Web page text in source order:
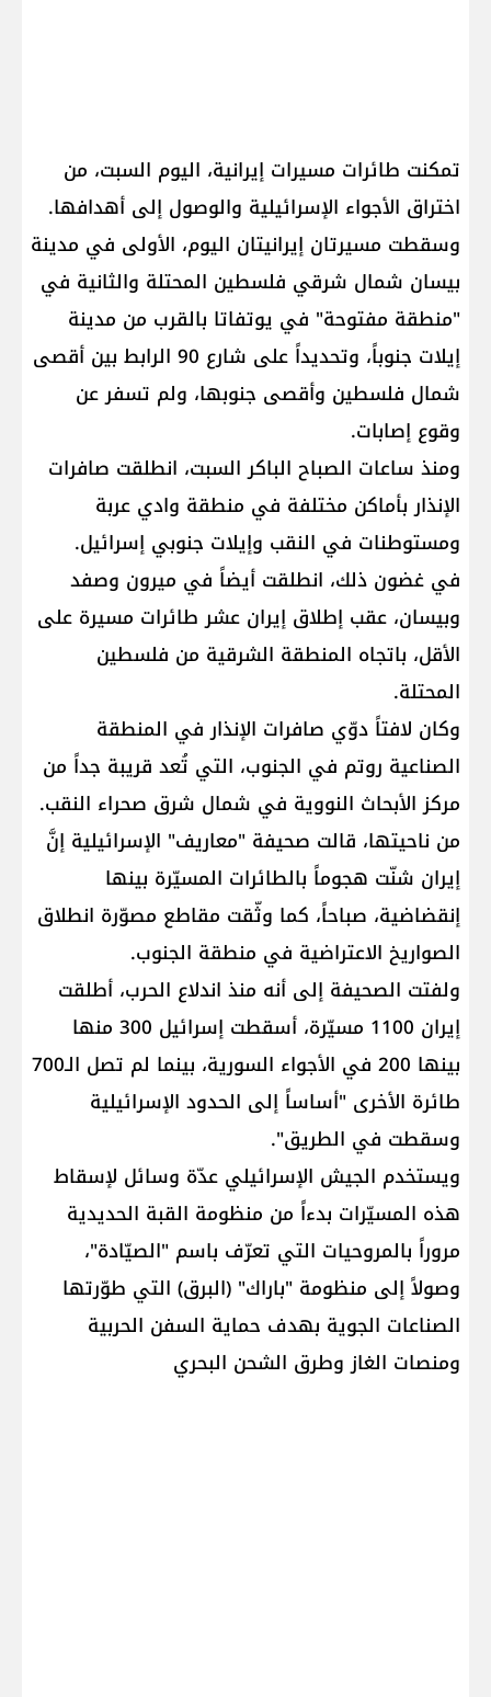
تمكنت طائرات مسيرات إيرانية، اليوم السبت، من
اختراق الأجواء الإسرائيلية والوصول إلى أهدافها.
وسقطت مسيرتان إيرانيتان اليوم، الأولى في مدينة
بيسان شمال شرقي فلسطين المحتلة والثانية في
"منطقة مفتوحة" في يوتفاتا بالقرب من مدينة
إيلات جنوباً، وتحديداً على شارع 90 الرابط بين أقصى
شمال فلسطين وأقصى جنوبها، ولم تسفر عن
وقوع إصابات.
ومنذ ساعات الصباح الباكر السبت، انطلقت صافرات
الإنذار بأماكن مختلفة في منطقة وادي عربة
ومستوطنات في النقب وإيلات جنوبي إسرائيل.
في غضون ذلك، انطلقت أيضاً في ميرون وصفد
وبيسان، عقب إطلاق إيران عشر طائرات مسيرة على
الأقل، باتجاه المنطقة الشرقية من فلسطين
المحتلة.
وكان لافتاً دوّي صافرات الإنذار في المنطقة
الصناعية روتم في الجنوب، التي تُعد قريبة جداً من
مركز الأبحاث النووية في شمال شرق صحراء النقب.
من ناحيتها، قالت صحيفة "معاريف" الإسرائيلية إنَّ
إيران شنّت هجوماً بالطائرات المسيّرة بينها
إنقضاضية، صباحاً، كما وثّقت مقاطع مصوّرة انطلاق
الصواريخ الاعتراضية في منطقة الجنوب.
ولفتت الصحيفة إلى أنه منذ اندلاع الحرب، أطلقت
إيران 1100 مسيّرة، أسقطت إسرائيل 300 منها
بينها 200 في الأجواء السورية، بينما لم تصل الـ700
طائرة الأخرى "أساساً إلى الحدود الإسرائيلية
وسقطت في الطريق".
ويستخدم الجيش الإسرائيلي عدّة وسائل لإسقاط
هذه المسيّرات بدءاً من منظومة القبة الحديدية
مروراً بالمروحيات التي تعرّف باسم "الصيّادة"،
وصولاً إلى منظومة "باراك" (البرق) التي طوّرتها
الصناعات الجوية بهدف حماية السفن الحربية
ومنصات الغاز وطرق الشحن البحري